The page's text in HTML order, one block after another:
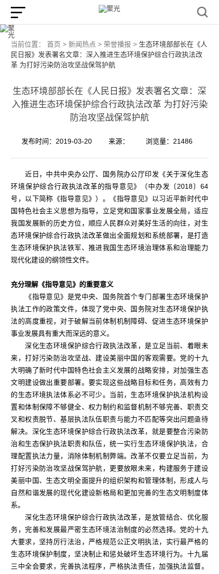
当前位置： 首页 > 新闻热点 > 荣誉播报 > 生态环境部部长在《人
民日报》发表署名文章：深入推进生态环境保护综合行政执法改
革 为打好污染防治攻坚战保驾护航
生态环境部部长在《人民日报》发表署名文章：深
入推进生态环境保护综合行政执法改革 为打好污染
防治攻坚战保驾护航
发布时间：2019-03-20 来源： 浏览量：21486
近日，中共中央办公厅、国务院办公厅印发《关于深化生态
环境保护综合行政执法改革的指导意见》（中办发〔2018〕64
号，以下简称《指导意见》）。《指导意见》以习近平新时代中
国特色社会主义思想为指导，立足党和国家事业发展全局，适应
我国发展新的历史方位，顺应人民群众对美好生活的向往，对生
态环境保护综合行政执法改革做出全面规划和系统部署，是打造
生态环境保护执法铁军、推进我国生态环境治理体系和治理能力
现代化建设的纲领性文件。
充分理解《指导意见》的重要意义
《指导意见》是党中央、国务院首个专门部署生态环境保护
执法工作的政策文件，体现了党中央、国务院对生态环境保护执
法的高度重视，对于破解当前体制机制障碍、促进生态环境保护
事业发展具有重大而深远的意义。
深化生态环境保护综合行政执法改革，是立足当前、着眼未
来，打好污染防治攻坚战、建设美丽中国的客观需要。党的十九
大明确了新时代中国特色社会主义发展的战略安排，对加强生态
文明建设做出重要部署。要实现这些战略目标和任务，高效有力
的生态环境执法体系必不可少。当前，生态环境保护执法机构设
置和体制保障不够健全、权力制约和监督机制不够完善、职责交
叉和权责脱节、基层执法队伍职责与能力不匹配等突出问题亟待
解决。深化生态环境保护综合行政执法改革，就是要整合污染防
治和生态保护执法职责和队伍，统一实行生态环境保护执法，合
理配置执法力量，消除体制机制弊端。改革不仅要立足当前，为
打好污染防治攻坚战保驾护航，更要放眼未来，构建服务于建设
美丽中国、生态文明全面提升的组织架构和管理体制，形成人与
自然和谐发展的现代化建设新格局和更加完善的生态文明制度体
系。
深化生态环境保护综合行政执法改革，是放管结合、优化服
务，完善和发展最严密生态环境法治制度的必然选择。党的十九
大要求，坚持厉行法治，严格规范公正文明执法，实行最严格的
生态环境保护制度，坚决制止和惩处破坏生态环境行为。十九届
三中全会要求，完善执法程序，严格执法责任，加强执法监督。